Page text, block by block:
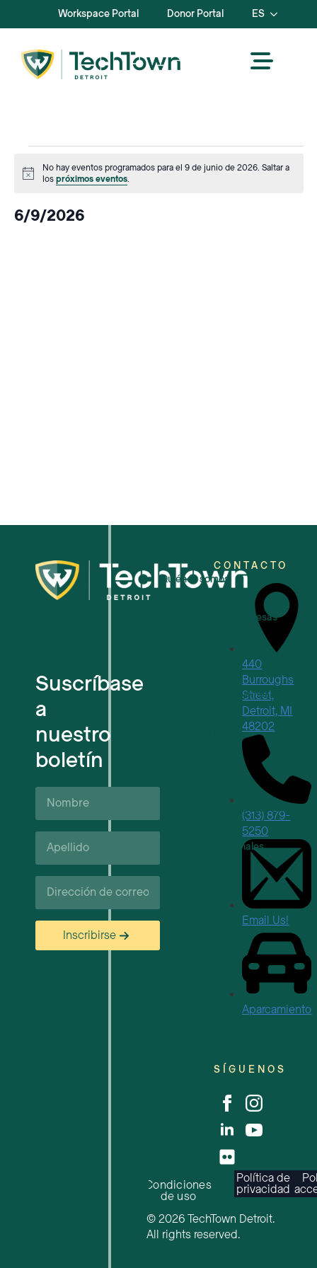
Workspace Portal Donor Portal ES
Events
for
Aviso
No hay eventos programados para el 9 de junio de 2026. Saltar a
lospróximos eventos.
6/9/2026
Suscríbase
a
nuestro
boletín
Nombre
Apellido*
Correo
electrónico
Inscribirse
Quiénes somos
Para pequeñas empresas
Para nuevas empresas
Espacios de trabajo flexibles
Apoyo y recursos empresariales
Carreras profesionales
CONTACTO
440
Burroughs
Street,
Detroit, MI
48202
(313) 879-
5250
Email Us!
Aparcamiento
SÍGUENOS
Condiciones
de uso
Política de
privacidad
© 2026 TechTown Detroit.
All rights reserved.